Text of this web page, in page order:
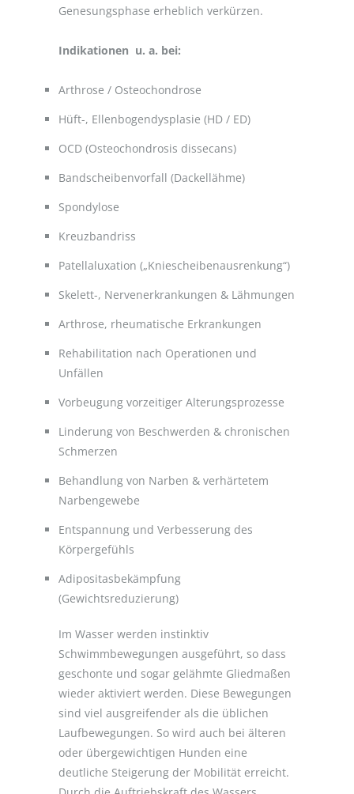
Genesungsphase erheblich verkürzen.
Indikationen u. a. bei:
Arthrose / Osteochondrose
Hüft-, Ellenbogendysplasie (HD / ED)
OCD (Osteochondrosis dissecans)
Bandscheibenvorfall (Dackellähme)
Spondylose
Kreuzbandriss
Patellaluxation („Kniescheibenausrenkung“)
Skelett-, Nervenerkrankungen & Lähmungen
Arthrose, rheumatische Erkrankungen
Rehabilitation nach Operationen und
Unfällen
Vorbeugung vorzeitiger Alterungsprozesse
Linderung von Beschwerden & chronischen
Schmerzen
Behandlung von Narben & verhärtetem
Narbengewebe
Entspannung und Verbesserung des
Körpergefühls
Adipositasbekämpfung
(Gewichtsreduzierung)
Im Wasser werden instinktiv
Schwimmbewegungen ausgeführt, so dass
geschonte und sogar gelähmte Gliedmaßen
wieder aktiviert werden. Diese Bewegungen
sind viel ausgreifender als die üblichen
Laufbewegungen. So wird auch bei älteren
oder übergewichtigen Hunden eine
deutliche Steigerung der Mobilität erreicht.